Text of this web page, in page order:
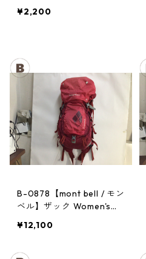
¥2,200
B-0878【mont bell / モン
ベル】ザック Women's：
¥12,100